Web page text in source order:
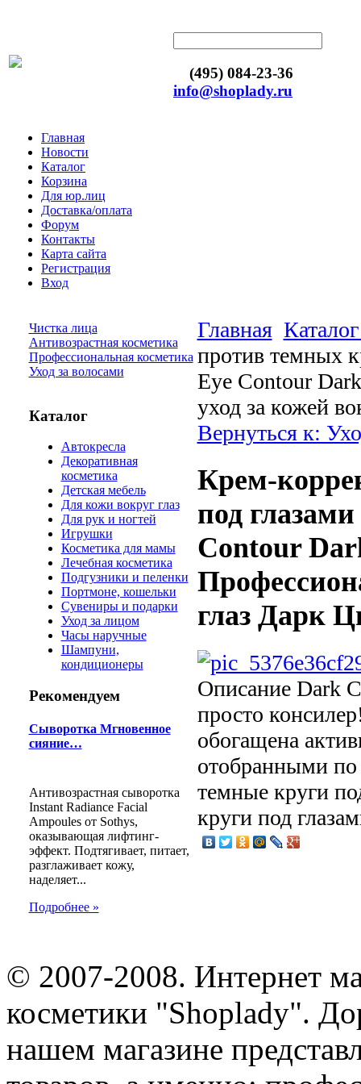
(495) 084-23-36
info@shoplady.ru
Главная
Новости
Каталог
Корзина
Для юр.лиц
Доставка/оплата
Форум
Контакты
Карта сайта
Регистрация
Вход
Чистка лица
Антивозрастная косметика
Профессиональная косметика
Уход за волосами
Каталог
Автокресла
Декоративная
косметика
Детская мебель
Для кожи вокруг глаз
Для рук и ногтей
Игрушки
Косметика для мамы
Лечебная косметика
Подгузники и пеленки
Портмоне, кошельки
Сувениры и подарки
Уход за лицом
Часы наручные
Шампуни,
кондиционеры
Рекомендуем
Сыворотка Мгновенное
сияние…
Антивозрастная сыворотка
Instant Radiance Facial
Ampoules от Sothys,
оказывающая лифтинг-
эффект. Подтягивает, питает,
разглаживает кожу,
наделяет...
Подробнее »
Главная
против темных
Eye Contour
уход за кожей
Вернуться к:
Крем-
под
Contour
глаз Дарк
ОписаниеDark
просто
обогащена
отобранными по
темные круги
круги под
© 2007-2008. Интернет
косметики "Shoplady".
нашем магазине